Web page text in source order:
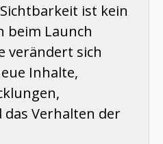
ist kein
beim Launch
verändert sich
Inhalte,
das Verhalten der